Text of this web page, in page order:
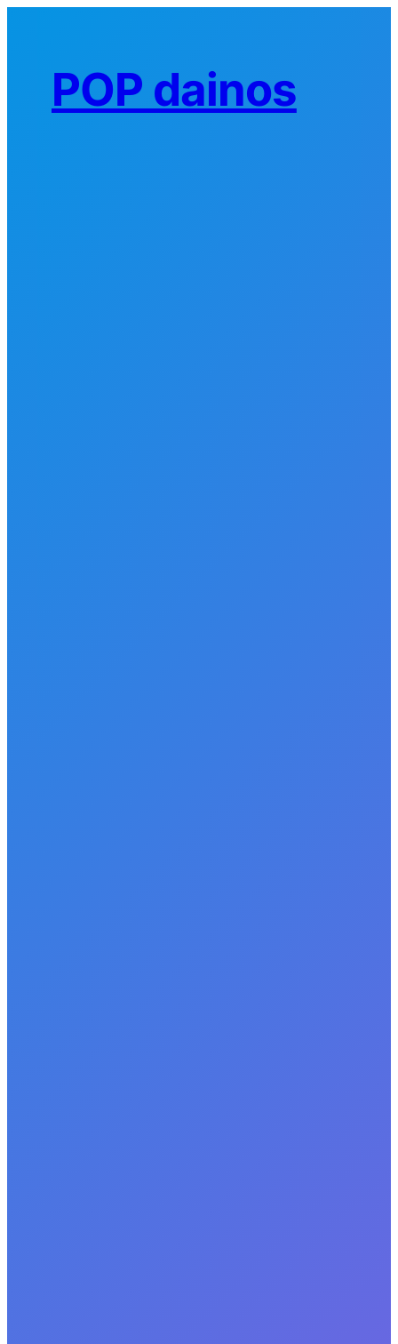
POP dainos